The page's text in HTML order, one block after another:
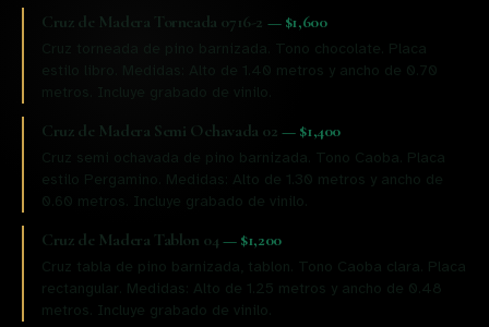
Cruz de Madera Torneada 0716-2 — $1,600
Cruz torneada de pino barnizada. Tono chocolate. Placa
estilo libro. Medidas: Alto de 1.40 metros y ancho de 0.70
metros. Incluye grabado de vinilo.
Cruz de Madera Semi Ochavada 02 — $1,400
Cruz semi ochavada de pino barnizada. Tono Caoba. Placa
estilo Pergamino. Medidas: Alto de 1.30 metros y ancho de
0.60 metros. Incluye grabado de vinilo.
Cruz de Madera Tablon 04 — $1,200
Cruz tabla de pino barnizada, tablon. Tono Caoba clara. Placa
rectangular. Medidas: Alto de 1.25 metros y ancho de 0.48
metros. Incluye grabado de vinilo.